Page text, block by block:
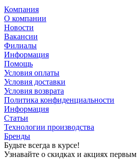
Компания
О компании
Новости
Вакансии
Филиалы
Информация
Помощь
Условия оплаты
Условия доставки
Условия возврата
Политика конфиденциальности
Информация
Статьи
Технологии производства
Бренды
Будьте всегда в курсе!
Узнавайте о скидках и акциях первым